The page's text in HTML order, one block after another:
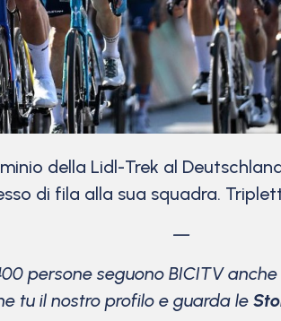
della Lidl-Trek al
di fila alla sua squadra.
—
persone seguono BICITV
tu il nostro profilo e guarda le